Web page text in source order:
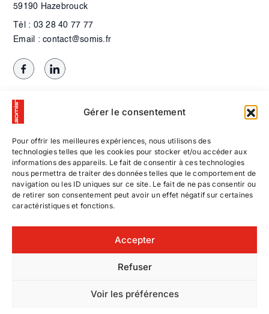
Gérer le consentement
Pour offrir les meilleures expériences, nous utilisons des
technologies telles que les cookies pour stocker et/ou accéder aux
informations des appareils. Le fait de consentir à ces technologies
nous permettra de traiter des données telles que le comportement de
navigation ou les ID uniques sur ce site. Le fait de ne pas consentir ou
de retirer son consentement peut avoir un effet négatif sur certaines
caractéristiques et fonctions.
Accepter
Refuser
Voir les préférences
59190 Hazebrouck
Tél : 03 28 40 77 77
Email : contact@somis.fr
Contactez-nous
Mentions légales|Entreprise de